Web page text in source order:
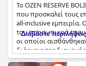
Το OZEN RESERVE
που προσκαλεί τους
all-inclusive εμπειρία.
του προσωπικού
οι οποίοι
διάρκεια της
ποικίλη επιλογή
Διαβάστε